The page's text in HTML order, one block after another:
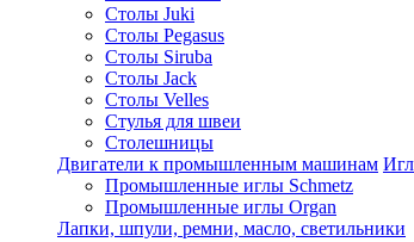
Столы Juki
Столы Pegasus
Столы Siruba
Столы Jack
Столы Velles
Стулья для швеи
Столешницы
Двигатели к промышленным машинам
Промышленные иглы Schmetz
Промышленные иглы Organ
Лапки, шпули, ремни, масло, светильники